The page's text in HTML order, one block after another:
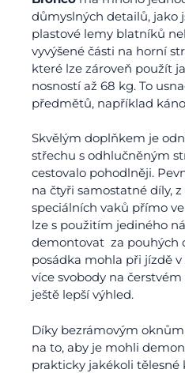
důmyslných detailů, jako
plastové lemy blatníků
vyvýšené části na horní
které lze zároveň použít
nosností až 68 kg. To
předmětů, například
Skvělým doplňkem je
střechu s odhlučněným
cestovalo pohodlněji.
na čtyři samostatné díly,
speciálních vaků přímo
lze s použitím jediného
demontovat za pouhých
posádka mohla při jízdě
více svobody na
ještě lepší výhled.
Díky bezrámovým
na to, aby je mohli
prakticky jakékoli